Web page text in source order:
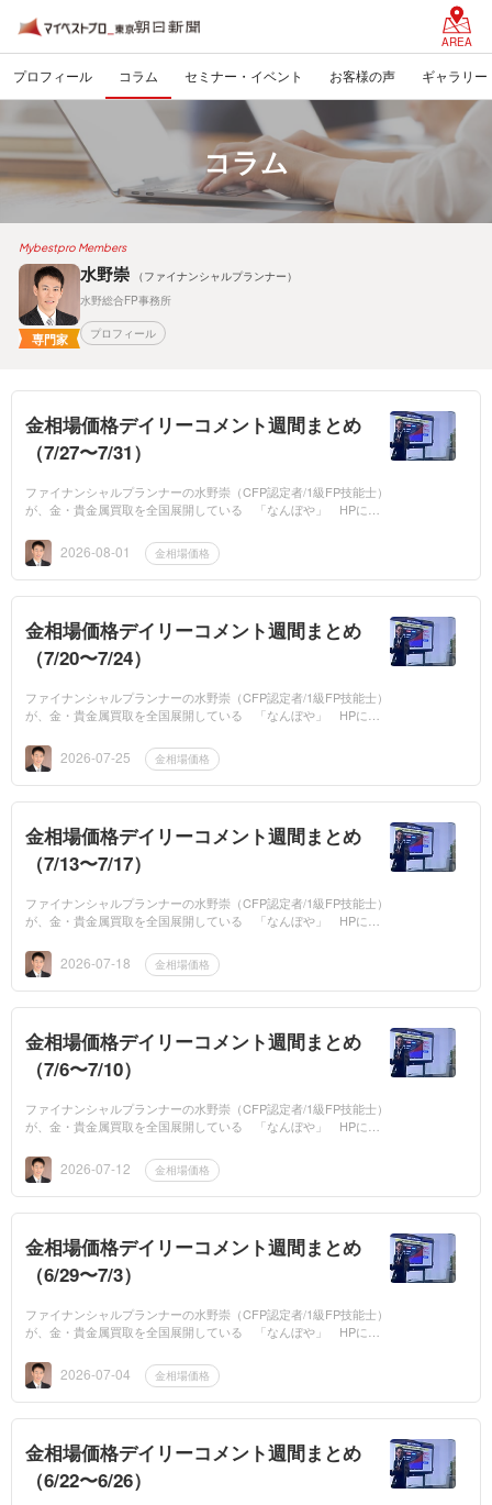
AREA
プロフィール コラム セミナー・イベント お客様の声 ギャラリー
コラム
Mybestpro Members
専門家
水野崇
（ファイナンシャルプランナー）
水野総合FP事務所
プロフィール
金相場価格デイリーコメント週間まとめ
（7/27〜7/31）
ファイナンシャルプランナーの水野崇（CFP認定者/1級FP技能士）
が、金・貴金属買取を全国展開している 「なんぼや」 HPに、
週の金相場価格の...
2026-08-01 金相場価格
金相場価格デイリーコメント週間まとめ
（7/20〜7/24）
ファイナンシャルプランナーの水野崇（CFP認定者/1級FP技能士）
が、金・貴金属買取を全国展開している 「なんぼや」 HPに、
週の金相場価格の...
2026-07-25 金相場価格
金相場価格デイリーコメント週間まとめ
（7/13〜7/17）
ファイナンシャルプランナーの水野崇（CFP認定者/1級FP技能士）
が、金・貴金属買取を全国展開している 「なんぼや」 HPに、
週の金相場価格の...
2026-07-18 金相場価格
金相場価格デイリーコメント週間まとめ
（7/6〜7/10）
ファイナンシャルプランナーの水野崇（CFP認定者/1級FP技能士）
が、金・貴金属買取を全国展開している 「なんぼや」 HPに、
週の金相場価格の...
2026-07-12 金相場価格
金相場価格デイリーコメント週間まとめ
（6/29〜7/3）
ファイナンシャルプランナーの水野崇（CFP認定者/1級FP技能士）
が、金・貴金属買取を全国展開している 「なんぼや」 HPに、
週の金相場価格の...
2026-07-04 金相場価格
金相場価格デイリーコメント週間まとめ
（6/22〜6/26）